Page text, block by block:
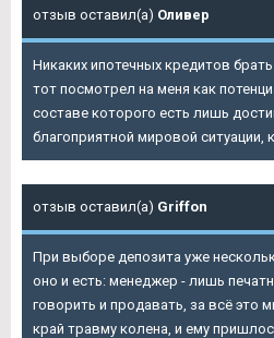
отзыв оставил(а) Оливер
Никаких ипотечных кредитов
тот посмотрел на меня как
составе которого есть лишь
благоприятной мировой ситуации,
отзыв оставил(а) Griffon
При выборе депозита уже
оно и есть: менеджер - лишь
говорить и продавать, за всё это
край травму колена, и ему